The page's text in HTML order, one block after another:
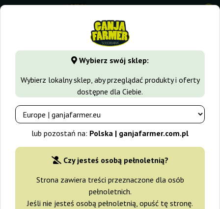
Wybierz swój sklep:
Wybierz lokalny sklep, aby przeglądać produkty i oferty
dostępne dla Ciebie.
lub pozostań na: Polska | ganjafarmer.com.pl
Czy jesteś osobą pełnoletnią?
Strona zawiera treści przeznaczone dla osób
pełnoletnich.
Jeśli nie jesteś osobą pełnoletnią, opuść tę stronę.
0
GanjaFarmer.com.pl Rodzaje Nasion Marihuany Nasiona